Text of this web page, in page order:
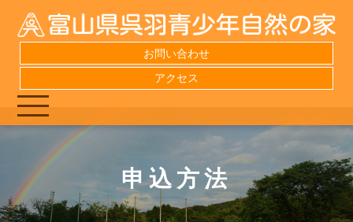
お問い合わせ
アクセス
申込方法